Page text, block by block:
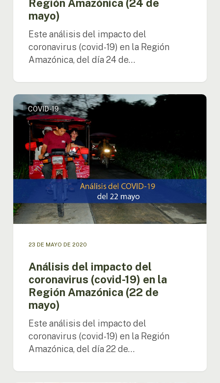
Región Amazónica (24 de
mayo)
Este análisis del impacto del
coronavirus (covid-19) en la Región
Amazónica, del día 24 de…
Análisis
del
impacto
coronavirus
(covid-
19)
en
Amazónica
(22
COVID-19
23 DE MAYO DE 2020
Análisis del impacto del
coronavirus (covid-19) en la
Región Amazónica (22 de
mayo)
Este análisis del impacto del
coronavirus (covid-19) en la Región
Amazónica, del día 22 de…